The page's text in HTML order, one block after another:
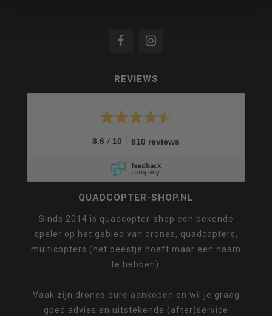
REVIEWS
8.6 / 10 810 reviews
QUADCOPTER-SHOP.NL
Sinds 2014 is quadcopter-shop een bekende
speler op het gebied van drones, quadcopters,
multicopters (het beestje hoeft maar een naam
te hebben).
Vaak zijn drones dure aankopen en wil je graag
goed advies en uitstekende (after)service